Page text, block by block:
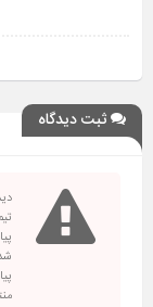
ثبت دیدگاه